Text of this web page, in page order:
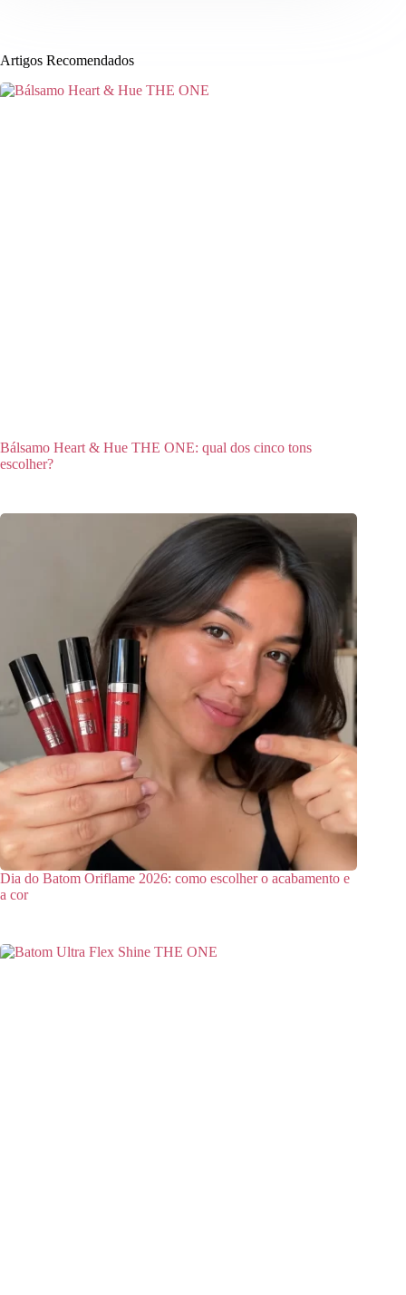
Artigos Recomendados
Bálsamo Heart & Hue THE ONE: qual dos cinco tons
escolher?
Dia do Batom Oriflame 2026: como escolher o acabamento e
a cor